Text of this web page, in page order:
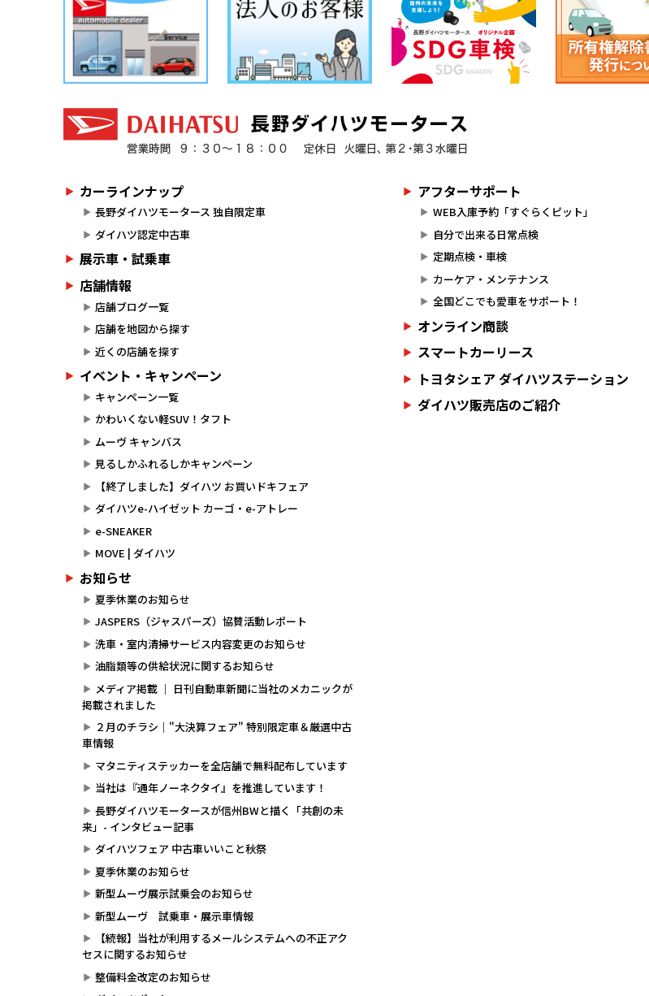
カーラインナップ
長野ダイハツモータース 独自限定車
ダイハツ認定中古車
展示車・試乗車
店舗情報
店舗ブログ一覧
店舗を地図から探す
近くの店舗を探す
イベント・キャンペーン
キャンペーン一覧
かわいくない軽SUV！タフト
ムーヴ キャンバス
見るしかふれるしかキャンペーン
【終了しました】ダイハツ お買いドキフェア
ダイハツe-ハイゼット カーゴ・e-アトレー
e-SNEAKER
MOVE | ダイハツ
お知らせ
夏季休業のお知らせ
JASPERS（ジャスパーズ）協賛活動レポート
洗車・室内清掃サービス内容変更のお知らせ
油脂類等の供給状況に関するお知らせ
メディア掲載 ｜ 日刊自動車新聞に当社のメカニックが
掲載されました
２月のチラシ｜"大決算フェア" 特別限定車＆厳選中古
車情報
マタニティステッカーを全店舗で無料配布しています
当社は『通年ノーネクタイ』を推進しています！
長野ダイハツモータースが信州BWと描く「共創の未
来」- インタビュー記事
ダイハツフェア 中古車いいこと秋祭
夏季休業のお知らせ
新型ムーヴ展示試乗会のお知らせ
新型ムーヴ 試乗車・展示車情報
【続報】当社が利用するメールシステムへの不正アク
セスに関するお知らせ
整備料金改定のお知らせ
アフターサポート
WEB入庫予約「すぐらくピット」
自分で出来る日常点検
定期点検・車検
カーケア・メンテナンス
全国どこでも愛車をサポート！
オンライン商談
スマートカーリース
トヨタシェア ダイハツステーション
ダイハツ販売店のご紹介